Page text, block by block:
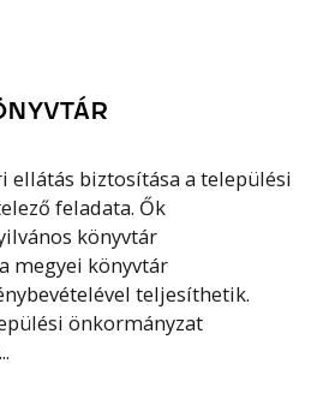
ellátás biztosítása a települési
feladata. Ők
könyvtár
megyei könyvtár
teljesíthetik.
önkormányzat